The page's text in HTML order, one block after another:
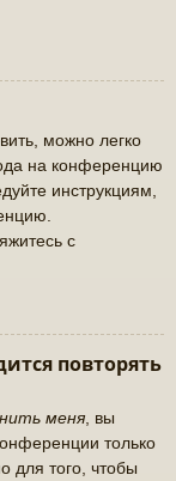
можно легко
на конференцию
инструкциям,
с
повторять
меня , вы
только
для того, чтобы